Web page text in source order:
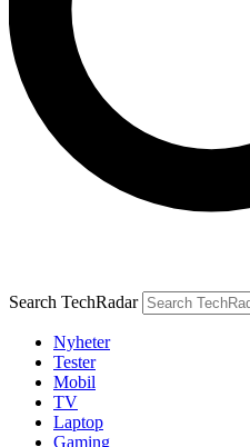
Search TechRadar
Nyheter
Tester
Mobil
TV
Laptop
Gaming